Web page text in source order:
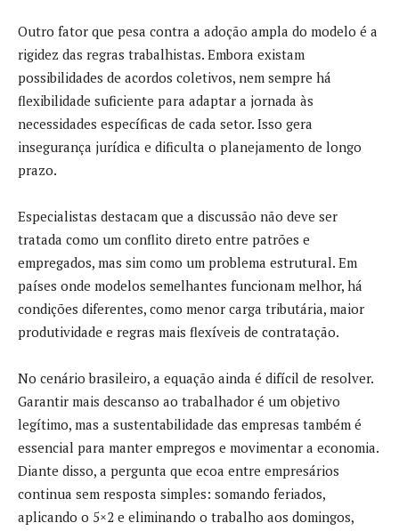
Outro fator que pesa contra a adoção ampla do modelo é a
rigidez das regras trabalhistas. Embora existam
possibilidades de acordos coletivos, nem sempre há
flexibilidade suficiente para adaptar a jornada às
necessidades específicas de cada setor. Isso gera
insegurança jurídica e dificulta o planejamento de longo
prazo.
Especialistas destacam que a discussão não deve ser
tratada como um conflito direto entre patrões e
empregados, mas sim como um problema estrutural. Em
países onde modelos semelhantes funcionam melhor, há
condições diferentes, como menor carga tributária, maior
produtividade e regras mais flexíveis de contratação.
No cenário brasileiro, a equação ainda é difícil de resolver.
Garantir mais descanso ao trabalhador é um objetivo
legítimo, mas a sustentabilidade das empresas também é
essencial para manter empregos e movimentar a economia.
Diante disso, a pergunta que ecoa entre empresários
continua sem resposta simples: somando feriados,
aplicando o 5×2 e eliminando o trabalho aos domingos,